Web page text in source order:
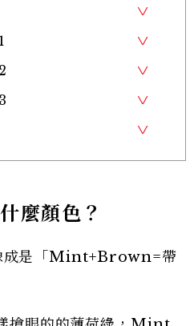
顏色？
是「Mint+Brown=帶